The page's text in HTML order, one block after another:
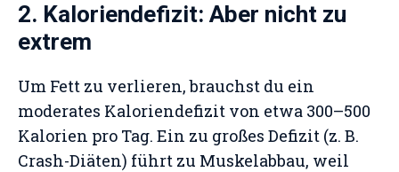
2. Kaloriendefizit: Aber nicht zu
extrem
Um Fett zu verlieren, brauchst du ein
moderates Kaloriendefizit von etwa 300–500
Kalorien pro Tag. Ein zu großes Defizit (z. B.
Crash-Diäten) führt zu Muskelabbau, weil